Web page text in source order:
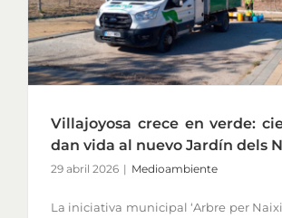
Villajoyosa crece en verde:
dan vida al nuevo Jardín dels
29 abril 2026 | Medioambiente
La iniciativa municipal ‘Arbre per